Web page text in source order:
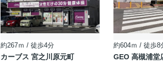
約267ｍ / 徒歩4分
カーブス 宮之川原元町
約604ｍ / 徒歩8
GEO 高槻浦堂